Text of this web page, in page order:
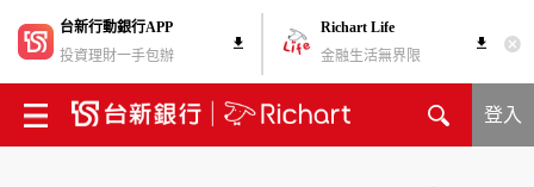
台新行動銀行APP
投資理財一手包辦
Richart Life
金融生活無界限
登入